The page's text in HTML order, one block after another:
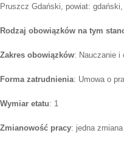
Pruszcz Gdański, powiat:
Rodzaj obowiązków na tym
Zakres obowiązków: Nauczanie i
Forma zatrudnienia: Umowa o
Wymiar etatu: 1
Zmianowość pracy: jedna zmiana